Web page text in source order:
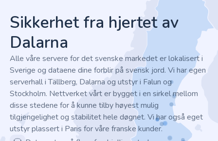
Sikkerhet fra hjertet av
Dalarna
Alle våre servere for det svenske markedet er lokalisert i
Sverige og dataene dine forblir på svensk jord. Vi har egen
serverhall i Tällberg, Dalarna og utstyr i Falun og
Stockholm. Nettverket vårt er bygget i en sirkel mellom
disse stedene for å kunne tilby høyest mulig
tilgjengelighet og stabilitet hele døgnet. Vi har også eget
utstyr plassert i Paris for våre franske kunder.